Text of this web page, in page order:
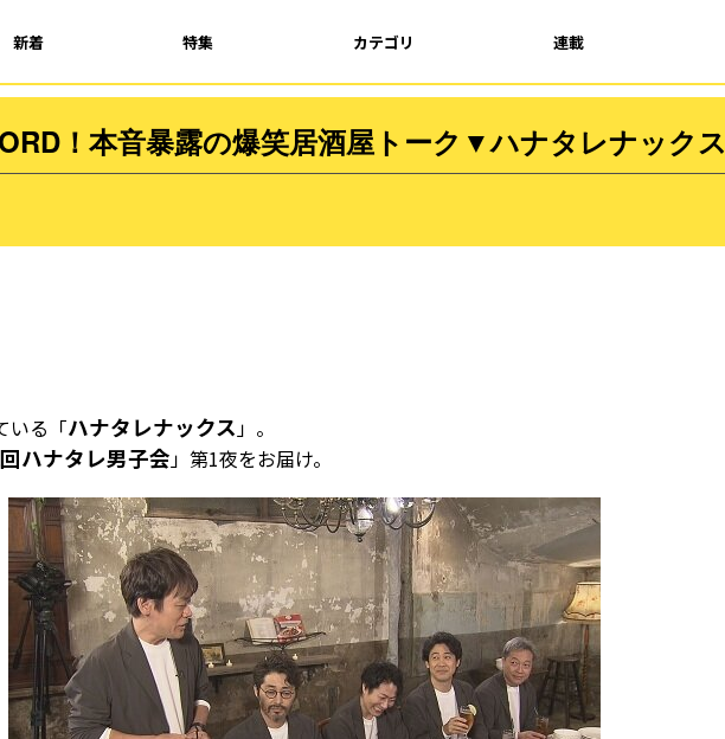
新着 特集 カテゴリ 連載
！本音暴露の爆笑居酒屋トーク▼ハナタレナックス
いる「ハナタレナックス」。
ハナタレ男子会」第1夜をお届け。